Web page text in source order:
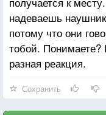
надеваешь
потому что они
тобой.
разная реакция.
Сохранить